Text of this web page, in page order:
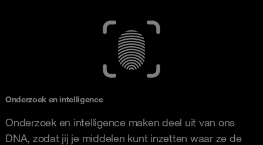
Onderzoek en intelligence
Onderzoek en intelligence maken deel uit van ons
DNA, zodat jij je middelen kunt inzetten waar ze de